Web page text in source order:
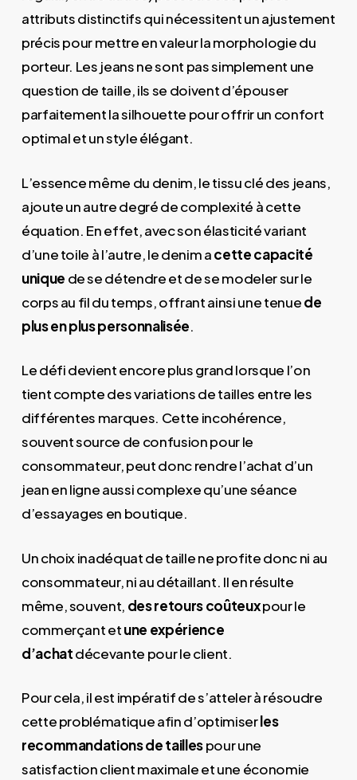
attributs distinctifs qui nécessitent un ajustement
précis pour mettre en valeur la morphologie du
porteur. Les jeans ne sont pas simplement une
question de taille, ils se doivent d’épouser
parfaitement la silhouette pour offrir un confort
optimal et un style élégant.
L’essence même du denim, le tissu clé des jeans,
ajoute un autre degré de complexité à cette
équation. En effet, avec son élasticité variant
d’une toile à l’autre, le denim acette capacité
unique de se détendre et de se modeler sur le
corps au fil du temps, offrant ainsi une tenuede
plus en plus personnalisée.
Le défi devient encore plus grand lorsque l’on
tient compte des variations de tailles entre les
différentes marques. Cette incohérence,
souvent source de confusion pour le
consommateur, peut donc rendre l’achat d’un
jean en ligne aussi complexe qu’une séance
d’essayages en boutique.
Un choix inadéquat de taille ne profite donc ni au
consommateur, ni au détaillant. Il en résulte
même, souvent, des retours coûteuxpour le
commerçant etune expérience
d’achatdécevante pour le client.
Pour cela, il est impératif de s’atteler à résoudre
cette problématique afin d’optimiserles
recommandations de taillespour une
satisfaction client maximale et une économie